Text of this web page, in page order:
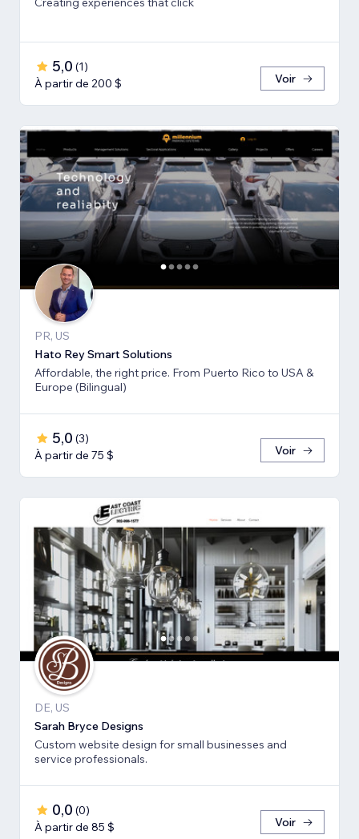
5,0 (1)
À partir de 200 $
Voir
PR, US
Hato Rey Smart Solutions
Affordable, the right price. From Puerto Rico to USA &
Europe (Bilingual)
5,0 (3)
À partir de 75 $
Voir
DE, US
Sarah Bryce Designs
Custom website design for small businesses and
service professionals.
0,0 (0)
À partir de 85 $
Voir